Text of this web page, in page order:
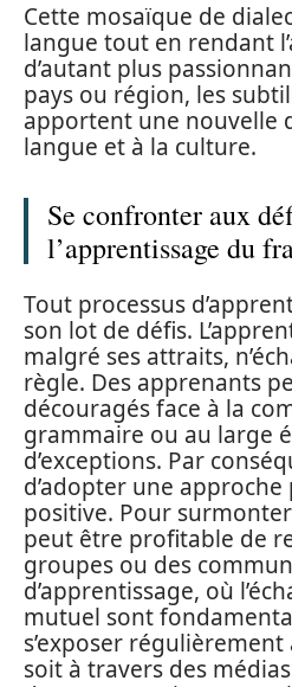
Cette mosaïque de
langue tout en rendant
d’autant plus
pays ou région, les
apportent une nouvelle
langue et à la culture.
Se confronter aux
l’apprentissage du
Tout processus
son lot de défis.
malgré ses attraits,
règle. Des apprenants
découragés face à la
grammaire ou au large
d’exceptions. Par
d’adopter une
positive. Pour
peut être profitable de
groupes ou des
d’apprentissage, où
mutuel sont
s’exposer
soit à travers des